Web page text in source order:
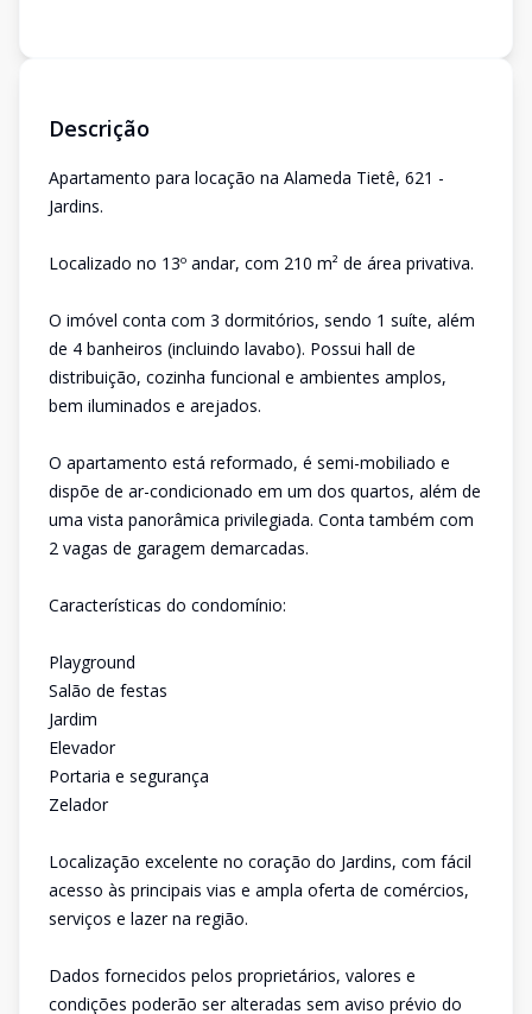
Descrição
Apartamento para locação na Alameda Tietê, 621 -
Jardins.
Localizado no 13º andar, com 210 m² de área privativa.
O imóvel conta com 3 dormitórios, sendo 1 suíte, além
de 4 banheiros (incluindo lavabo). Possui hall de
distribuição, cozinha funcional e ambientes amplos,
bem iluminados e arejados.
O apartamento está reformado, é semi-mobiliado e
dispõe de ar-condicionado em um dos quartos, além de
uma vista panorâmica privilegiada. Conta também com
2 vagas de garagem demarcadas.
Características do condomínio:
Playground
Salão de festas
Jardim
Elevador
Portaria e segurança
Zelador
Localização excelente no coração do Jardins, com fácil
acesso às principais vias e ampla oferta de comércios,
serviços e lazer na região.
Dados fornecidos pelos proprietários, valores e
condições poderão ser alteradas sem aviso prévio do